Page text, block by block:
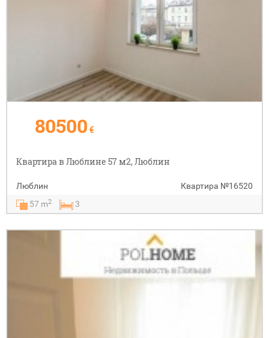
80500 €
Квартира в Люблине 57 м2, Люблин
Люблин Квартира №16520
57 m2 3